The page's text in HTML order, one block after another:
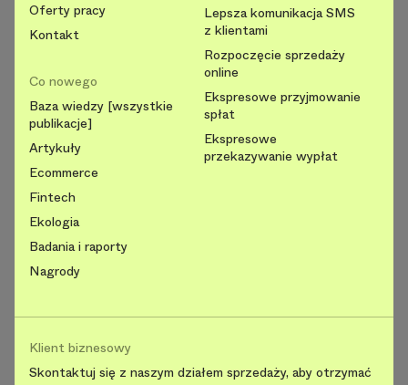
Oferty pracy
Kontakt
Co nowego
Baza wiedzy [wszystkie
publikacje]
Artykuły
Ecommerce
Fintech
Ekologia
Badania i raporty
Nagrody
Lepsza komunikacja SMS
z klientami
Rozpoczęcie sprzedaży
online
Ekspresowe przyjmowanie
spłat
Ekspresowe
przekazywanie wypłat
Klient biznesowy
Skontaktuj się z naszym działem sprzedaży, aby otrzymać